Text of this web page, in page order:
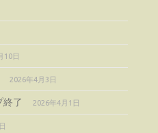
10日
2026年4月3日
終了 2026年4月1日